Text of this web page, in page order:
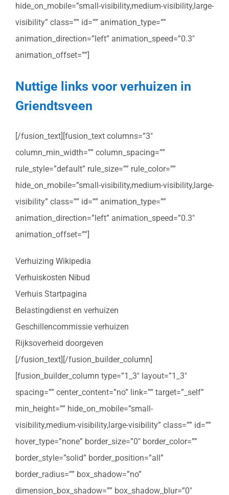
hide_on_mobile=”small-visibility,medium-visibility,large-
visibility” class=”” id=”” animation_type=””
animation_direction=”left” animation_speed=”0.3″
animation_offset=””]
Nuttige links voor verhuizen in
Griendtsveen
[/fusion_text][fusion_text columns=”3″
column_min_width=”” column_spacing=””
rule_style=”default” rule_size=”” rule_color=””
hide_on_mobile=”small-visibility,medium-visibility,large-
visibility” class=”” id=”” animation_type=””
animation_direction=”left” animation_speed=”0.3″
animation_offset=””]
Verhuizing Wikipedia
Verhuiskosten Nibud
Verhuis Startpagina
Belastingdienst en verhuizen
Geschillencommissie verhuizen
Rijksoverheid doorgeven
[/fusion_text][/fusion_builder_column]
[fusion_builder_column type=”1_3″ layout=”1_3″
spacing=”” center_content=”no” link=”” target=”_self”
min_height=”” hide_on_mobile=”small-
visibility,medium-visibility,large-visibility” class=”” id=””
hover_type=”none” border_size=”0″ border_color=””
border_style=”solid” border_position=”all”
border_radius=”” box_shadow=”no”
dimension_box_shadow=”” box_shadow_blur=”0″